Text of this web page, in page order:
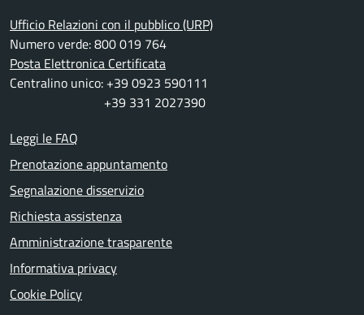
Ufficio Relazioni con il pubblico (URP)
Numero verde: 800 019 764
Posta Elettronica Certificata
Centralino unico: +39 0923 590111
+39 331 2027390
Leggi le FAQ
Prenotazione appuntamento
Segnalazione disservizio
Richiesta assistenza
Amministrazione trasparente
Informativa privacy
Cookie Policy